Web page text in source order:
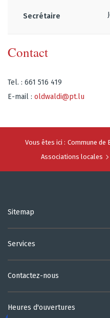
Secrétaire
Contact
Tel. : 661 516 419
E-mail : oldwaldi@pt.lu
Vous êtes ici : Commune de
Associations locales
Sitemap
Services
Contactez-nous
Heures d'ouvertures